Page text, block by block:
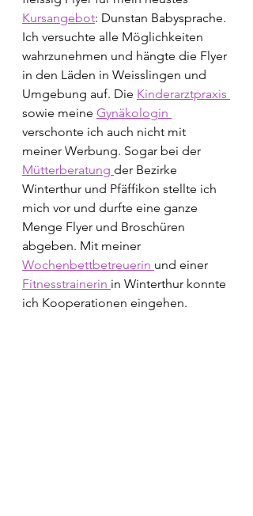
Kursangebot: Dunstan Babysprache.
Ich versuchte alle Möglichkeiten
wahrzunehmen und hängte die Flyer
in den Läden in Weisslingen und
Umgebung auf. Die Kinderarztpraxis
sowie meine Gynäkologin
verschonte ich auch nicht mit
meiner Werbung. Sogar bei der
Mütterberatung der Bezirke
Winterthur und Pfäffikon stellte ich
mich vor und durfte eine ganze
Menge Flyer und Broschüren
abgeben. Mit meiner
Wochenbettbetreuerin und einer
Fitnesstrainerin in Winterthur konnte
ich Kooperationen eingehen.